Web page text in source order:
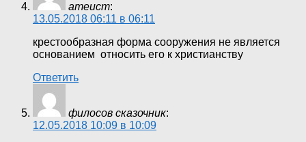
атеист:
13.05.2018 06:11 в 06:11
крестообразная форма сооружения не является
основанием относить его к христианству
Ответить
филосов сказочник:
12.05.2018 10:09 в 10:09